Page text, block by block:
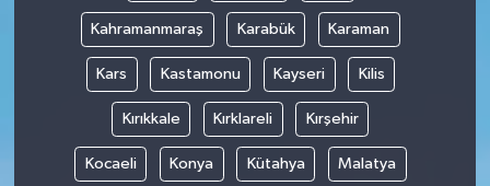
Kahramanmaraş Karabük Karaman
Kars Kastamonu Kayseri Kilis
Kırıkkale Kırklareli Kırşehir
Kocaeli Konya Kütahya Malatya